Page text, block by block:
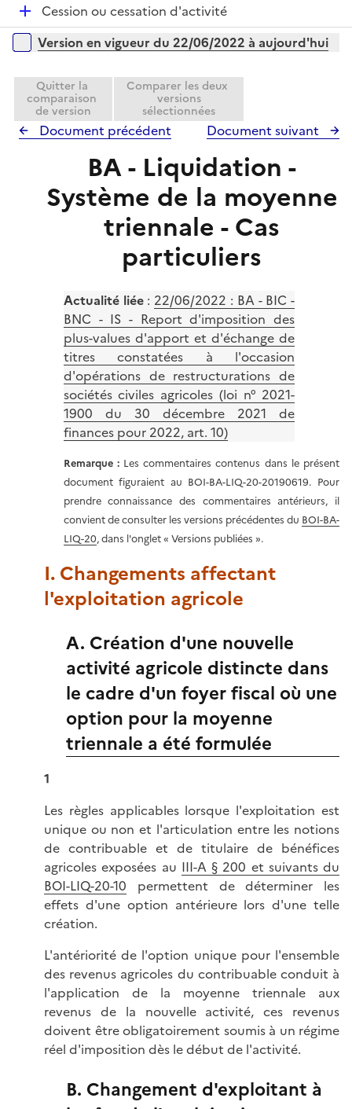
r
e
r
D
é
p
e
r
Cession ou cessation d'activité
Versions sur la période
Version en vigueur du 22/06/2022 à aujourd'hui
Quitter la
comparaison
de version
Comparer les deux
versions
sélectionnées
Document précédent Document suivant
BA - Liquidation -
Système de la moyenne
triennale - Cas
particuliers
Actualité liée: 22/06/2022 : BA - BIC -
BNC - IS - Report d'imposition des
plus-values d'apport et d'échange de
titres constatées à l'occasion
d'opérations de restructurations de
sociétés civiles agricoles (loi n° 2021-
1900 du 30 décembre 2021 de
finances pour 2022, art. 10)
Remarque :Les commentaires contenus dans le présent
document figuraient au BOI-BA-LIQ-20-20190619. Pour
prendre connaissance des commentaires antérieurs, il
convient de consulter les versions précédentes du BOI-BA-
LIQ-20, dans l'onglet « Versions publiées ».
I. Changements affectant
l'exploitation agricole
A. Création d'une nouvelle
activité agricole distincte dans
le cadre d'un foyer fiscal où une
option pour la moyenne
triennale a été formulée
1
Les règles applicables lorsque l'exploitation est
unique ou non et l'articulation entre les notions
de contribuable et de titulaire de bénéfices
agricoles exposées au III-A § 200 et suivants du
BOI-LIQ-20-10 permettent de déterminer les
effets d'une option antérieure lors d'une telle
création.
L'antériorité de l'option unique pour l'ensemble
des revenus agricoles du contribuable conduit à
l'application de la moyenne triennale aux
revenus de la nouvelle activité, ces revenus
doivent être obligatoirement soumis à un régime
réel d'imposition dès le début de l'activité.
B. Changement d'exploitant à